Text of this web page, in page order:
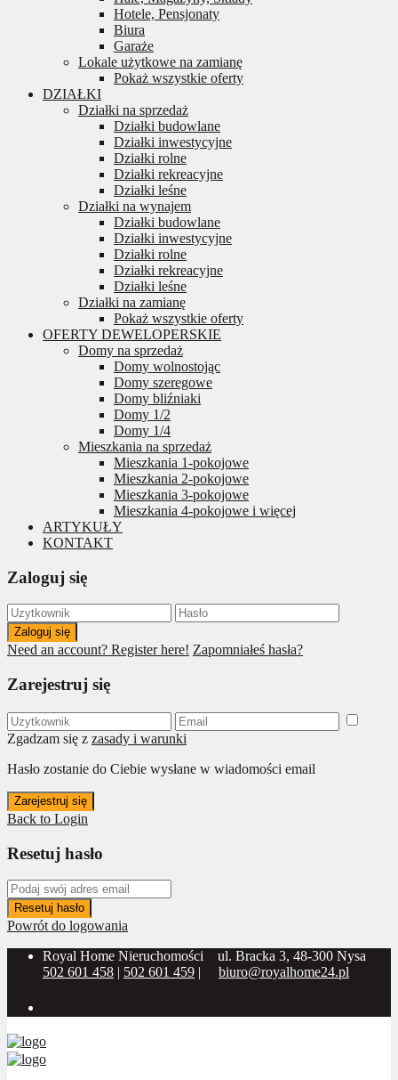
Hotele, Pensjonaty
Biura
Garaże
Lokale użytkowe na zamianę
Pokaż wszystkie oferty
DZIAŁKI
Działki na sprzedaż
Działki budowlane
Działki inwestycyjne
Działki rolne
Działki rekreacyjne
Działki leśne
Działki na wynajem
Działki budowlane
Działki inwestycyjne
Działki rolne
Działki rekreacyjne
Działki leśne
Działki na zamianę
Pokaż wszystkie oferty
OFERTY DEWELOPERSKIE
Domy na sprzedaż
Domy wolnostojąc
Domy szeregowe
Domy bliźniaki
Domy 1/2
Domy 1/4
Mieszkania na sprzedaż
Mieszkania 1-pokojowe
Mieszkania 2-pokojowe
Mieszkania 3-pokojowe
Mieszkania 4-pokojowe i więcej
ARTYKUŁY
KONTAKT
Zaloguj się
Zaloguj się
Need an account? Register here! Zapomniałeś hasła?
Zarejestruj się
Zgadzam się z zasady i warunki
Hasło zostanie do Ciebie wysłane w wiadomości email
Zarejestruj się
Back to Login
Resetuj hasło
Resetuj hasło
Powrót do logowania
Royal Home Nieruchomości
ul. Bracka 3, 48-300 Nysa
502 601 458 | 502 601 459 | biuro@royalhome24.pl